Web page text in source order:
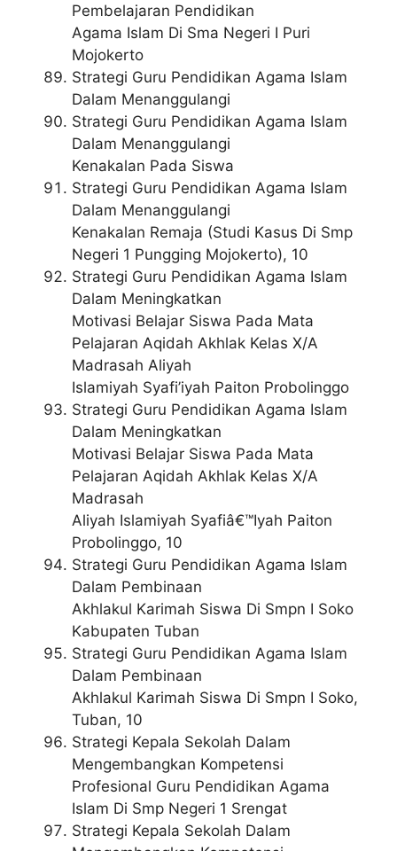
Pembelajaran Pendidikan
Agama Islam Di Sma Negeri I Puri
Mojokerto
Strategi Guru Pendidikan Agama Islam
Dalam Menanggulangi
Strategi Guru Pendidikan Agama Islam
Dalam Menanggulangi
Kenakalan Pada Siswa
Strategi Guru Pendidikan Agama Islam
Dalam Menanggulangi
Kenakalan Remaja (Studi Kasus Di Smp
Negeri 1 Pungging Mojokerto), 10
Strategi Guru Pendidikan Agama Islam
Dalam Meningkatkan
Motivasi Belajar Siswa Pada Mata
Pelajaran Aqidah Akhlak Kelas X/A
Madrasah Aliyah
Islamiyah Syafi’iyah Paiton Probolinggo
Strategi Guru Pendidikan Agama Islam
Dalam Meningkatkan
Motivasi Belajar Siswa Pada Mata
Pelajaran Aqidah Akhlak Kelas X/A
Madrasah
Aliyah Islamiyah Syafiâ€™Iyah Paiton
Probolinggo, 10
Strategi Guru Pendidikan Agama Islam
Dalam Pembinaan
Akhlakul Karimah Siswa Di Smpn I Soko
Kabupaten Tuban
Strategi Guru Pendidikan Agama Islam
Dalam Pembinaan
Akhlakul Karimah Siswa Di Smpn I Soko,
Tuban, 10
Strategi Kepala Sekolah Dalam
Mengembangkan Kompetensi
Profesional Guru Pendidikan Agama
Islam Di Smp Negeri 1 Srengat
Strategi Kepala Sekolah Dalam